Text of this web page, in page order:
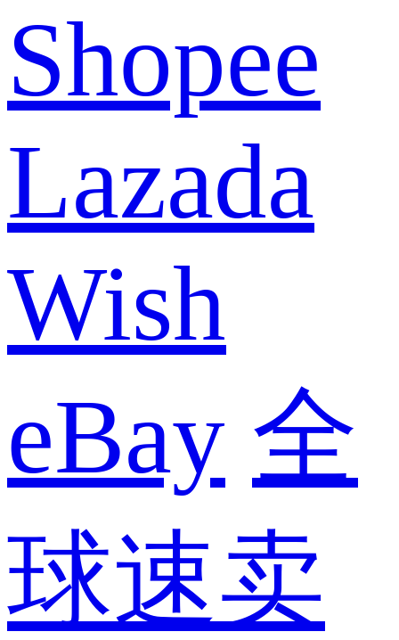
Shopee
Lazada
Wish
eBay 全
球速卖